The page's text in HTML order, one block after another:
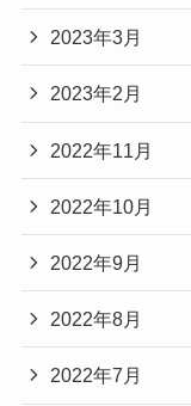
2023年3月
2023年2月
2022年11月
2022年10月
2022年9月
2022年8月
2022年7月